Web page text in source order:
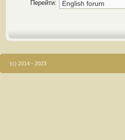
Перейти:
(c) 2014 - 2023